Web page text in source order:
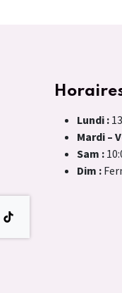
Lundi :
Mardi –
Sam :
Dim :